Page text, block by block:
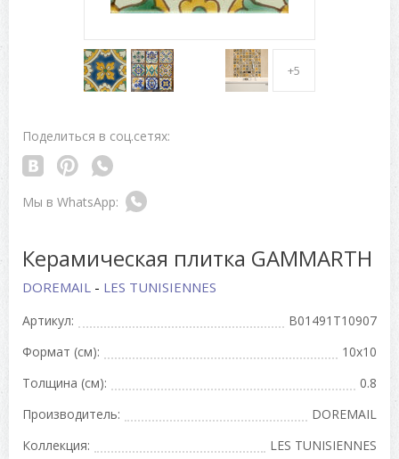
+5
Поделиться в соц.сетях:
Керамическая плитка GAMMARTH
DOREMAIL - LES TUNISIENNES
Артикул:
B01491T10907
Формат (см):
10x10
Толщина (см):
0.8
Производитель:
DOREMAIL
Коллекция:
LES TUNISIENNES